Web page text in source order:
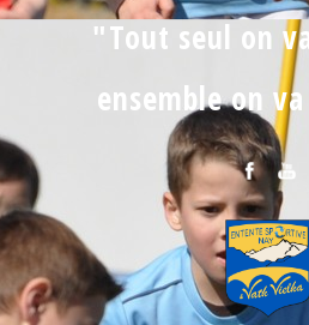
"Tout seul on
ensemble on